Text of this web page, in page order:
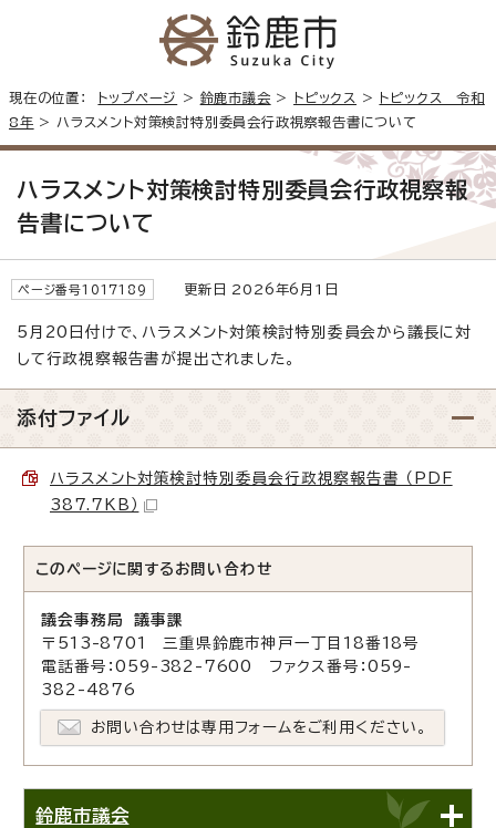
現在の位置： トップページ > 鈴鹿市議会 > トピックス >
トピックス 令和
8年 > ハラスメント対策検討特別委員会行政視察報告書について
ハラスメント対策検討特別委員会行政視察報
告書について
ページ番号1017189 更新日 2026年6月1日
5月20日付けで、ハラスメント対策検討特別委員会から議長に対
して行政視察報告書が提出されました。
添付ファイル
ハラスメント対策検討特別委員会行政視察報告書 （PDF
387.7KB）
このページに関する お問い合わせ
議会事務局 議事課
〒513-8701 三重県鈴鹿市神戸一丁目18番18号
電話番号：059-382-7600 ファクス番号：059-
382-4876
お問い合わせは専用フォームをご利用ください。
鈴鹿市議会